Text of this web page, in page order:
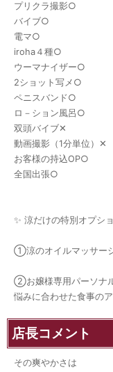
プリクラ撮影○
バイブ○
電マ○
iroha４種○
ウーマナイザー○
2ショット写メ○
ペニスバンド○
ロ－ション風呂○
双頭バイブ‪✕
動画撮影（1分単位）‪✕‬
お客様の持込OP○
全国出張○
✨ 涼だけの特別オプシ
①涼のオイルマッサー
②お嬢様専用パーソナ
悩みに合わせた食事の
店長コメント
その爽やかさは